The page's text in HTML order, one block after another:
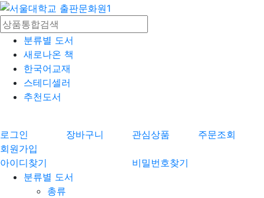
분류별 도서
새로나온 책
한국어교재
스테디셀러
추천도서
로그인 장바구니 관심상품
주문조회
회원가입
아이디찾기
비밀번호찾기
분류별 도서
총류